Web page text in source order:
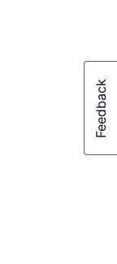
3 betalinger af 50 kr.